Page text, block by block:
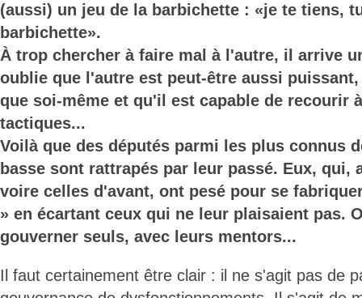
(aussi) un jeu de la barbichette : «je te tiens,
barbichette».
À trop chercher à faire mal à l'autre, il arrive
oublie que l'autre est peut-être aussi
que soi-même et qu'il est capable de recourir
tactiques...
Voilà que des députés parmi les plus connus
basse sont rattrapés par leur passé. Eux, qui,
voire celles d'avant, ont pesé pour se
» en écartant ceux qui ne leur plaisaient pas.
gouverner seuls, avec leurs mentors...
Il faut certainement être clair : il ne s'agit pas de